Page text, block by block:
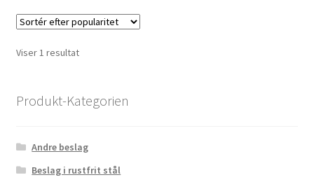
Viser 1 resultat
Produkt-Kategorien
Andre beslag
Beslag i rustfrit stål